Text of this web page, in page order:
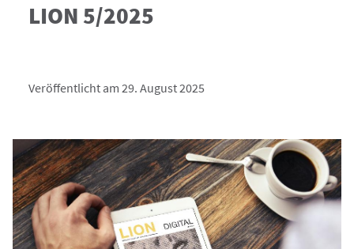
LION 5/2025
Veröffentlicht am 29. August 2025